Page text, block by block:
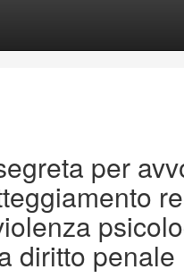
per
diritto penale